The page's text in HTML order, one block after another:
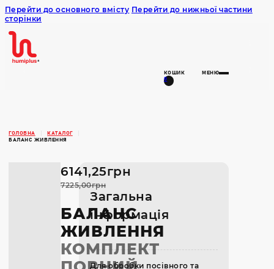
Перейти до основного вмісту Перейти до нижньої частини
сторінки
Humiplus
КОШИК
0
МЕНЮ
ГОЛОВНА
КАТАЛОГ
БАЛАНС ЖИВЛЕННЯ
6141,25грн
7225,00грн
БАЛАНС
ЖИВЛЕННЯ
КОМПЛЕКТ
Загальна
інформація
Для обробки посівного та